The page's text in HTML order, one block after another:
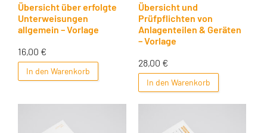
Übersicht über erfolgte
Unterweisungen
allgemein – Vorlage
16,00 €
In den Warenkorb
Übersicht und
Prüfpflichten von
Anlagenteilen & Geräten
– Vorlage
28,00 €
In den Warenkorb